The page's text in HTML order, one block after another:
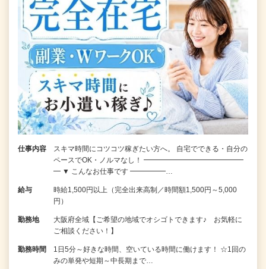
仕事内容
スキマ時間にコツコツ稼ぎたい方へ。 自宅でできる・自分の
ペースでOK・ノルマなし！ ━━━━━━━━━━━━━━
━ ▼ こんなお仕事です ━━━━━…
給与
時給1,500円以上（完全出来高制／時間額1,500円～5,000
円）
勤務地
大阪府全域【ご希望の地域でオシゴトできます♪ お気軽に
ご相談ください！】
勤務時間
1日5分～好きな時間、空いている時間に働けます！ ☆1回の
みの単発や短期～中長期まで…